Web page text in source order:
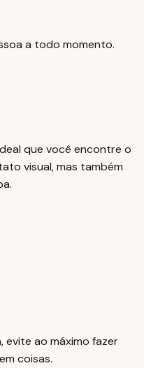
a todo momento.
que você encontre o
visual, mas também
evite ao máximo fazer
coisas.